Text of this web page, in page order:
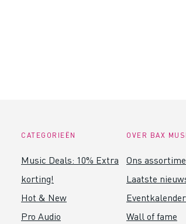
CATEGORIEËN
Music Deals: 10% Extra
korting!
Hot & New
Pro Audio
OVER BAX
Ons
Laatste
Wall of fame